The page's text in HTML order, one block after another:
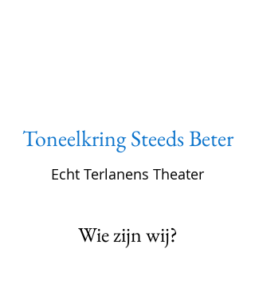
Toneelkring Steeds Beter
Echt Terlanens Theater
Wie zijn wij?